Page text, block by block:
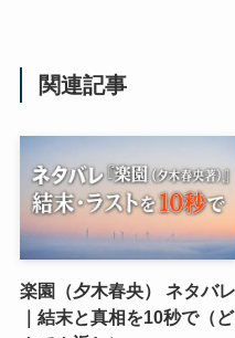
関連記事
楽園（夕木春央） ネタバレ
｜結末と真相を10秒で（ど